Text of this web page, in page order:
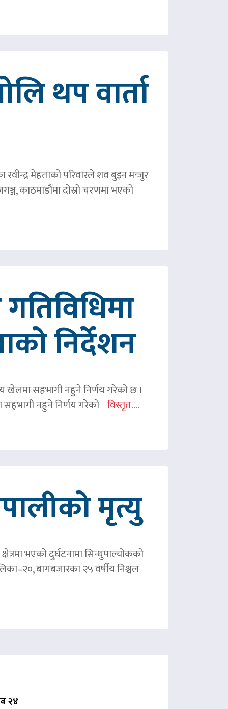
थप वार्ता
मेहताको परिवारले शव बुझ्न मन्जुर
काठमाडौंमा दोस्रो चरणमा भएको
गतिविधिमा
निर्देशन
खेलमा सहभागी नहुने निर्णय गरेको छ ।
सहभागी नहुने निर्णय गरेको विस्तृत....
मृत्यु
भएको दुर्घटनामा सिन्धुपाल्चोकको
बागबजारका २५ वर्षीय निश्चल
२४